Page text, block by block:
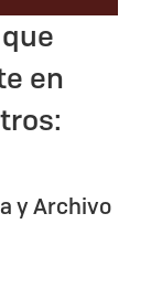
en
y Archivo